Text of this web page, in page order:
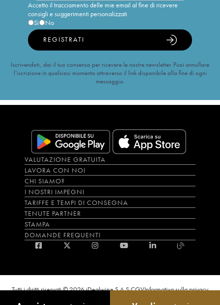
Accetto il tracciamento delle mie email al fine di ricevere
consigli e suggerimenti personalizzati
Sì
No
REGISTRATI
Iscrivendoti, dai il tuo consenso per ricevere le nostre newsletter. Puoi annullare
l’iscrizione in qualsiasi momento attraverso il link disponibile alla fine di ogni
messaggio.
VALUTAZIONE GRATUITA
LAVORA CON NOI
CHI SIAMO?
I NOSTRI IMPEGNI
TARIFFE E TEMPI DI CONSEGNA
TENUTE PARTNER
STAMPA
DOMANDE FREQUENTI
Tutti i diritti riservati © 2026 iDealwine S.A.S.CGVInformativa sulla privacy